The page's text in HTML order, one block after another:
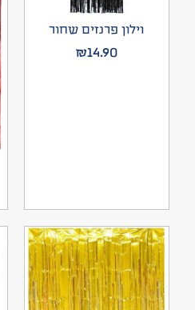
וילון פרנזים שחור
₪14.90